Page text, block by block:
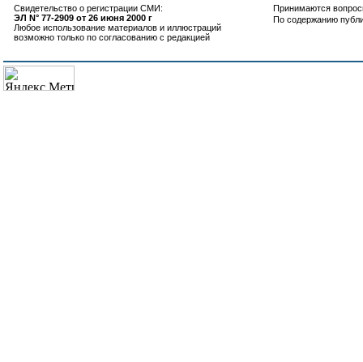
Свидетельство о регистрации СМИ:
ЭЛ N° 77-2909 от 26 июня 2000 г
Любое использование материалов и иллюстраций
возможно только по согласованию с редакцией
Принимаются
По содержанию